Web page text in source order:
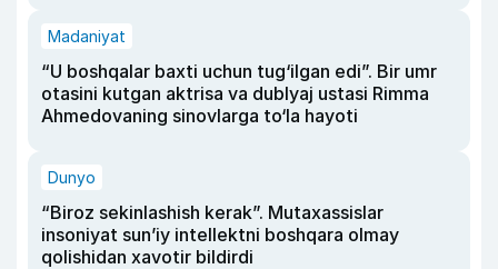
Madaniyat
“U boshqalar baxti uchun tug‘ilgan edi”. Bir umr
otasini kutgan aktrisa va dublyaj ustasi Rimma
Ahmedovaning sinovlarga to‘la hayoti
Dunyo
“Biroz sekinlashish kerak”. Mutaxassislar
insoniyat sun’iy intellektni boshqara olmay
qolishidan xavotir bildirdi